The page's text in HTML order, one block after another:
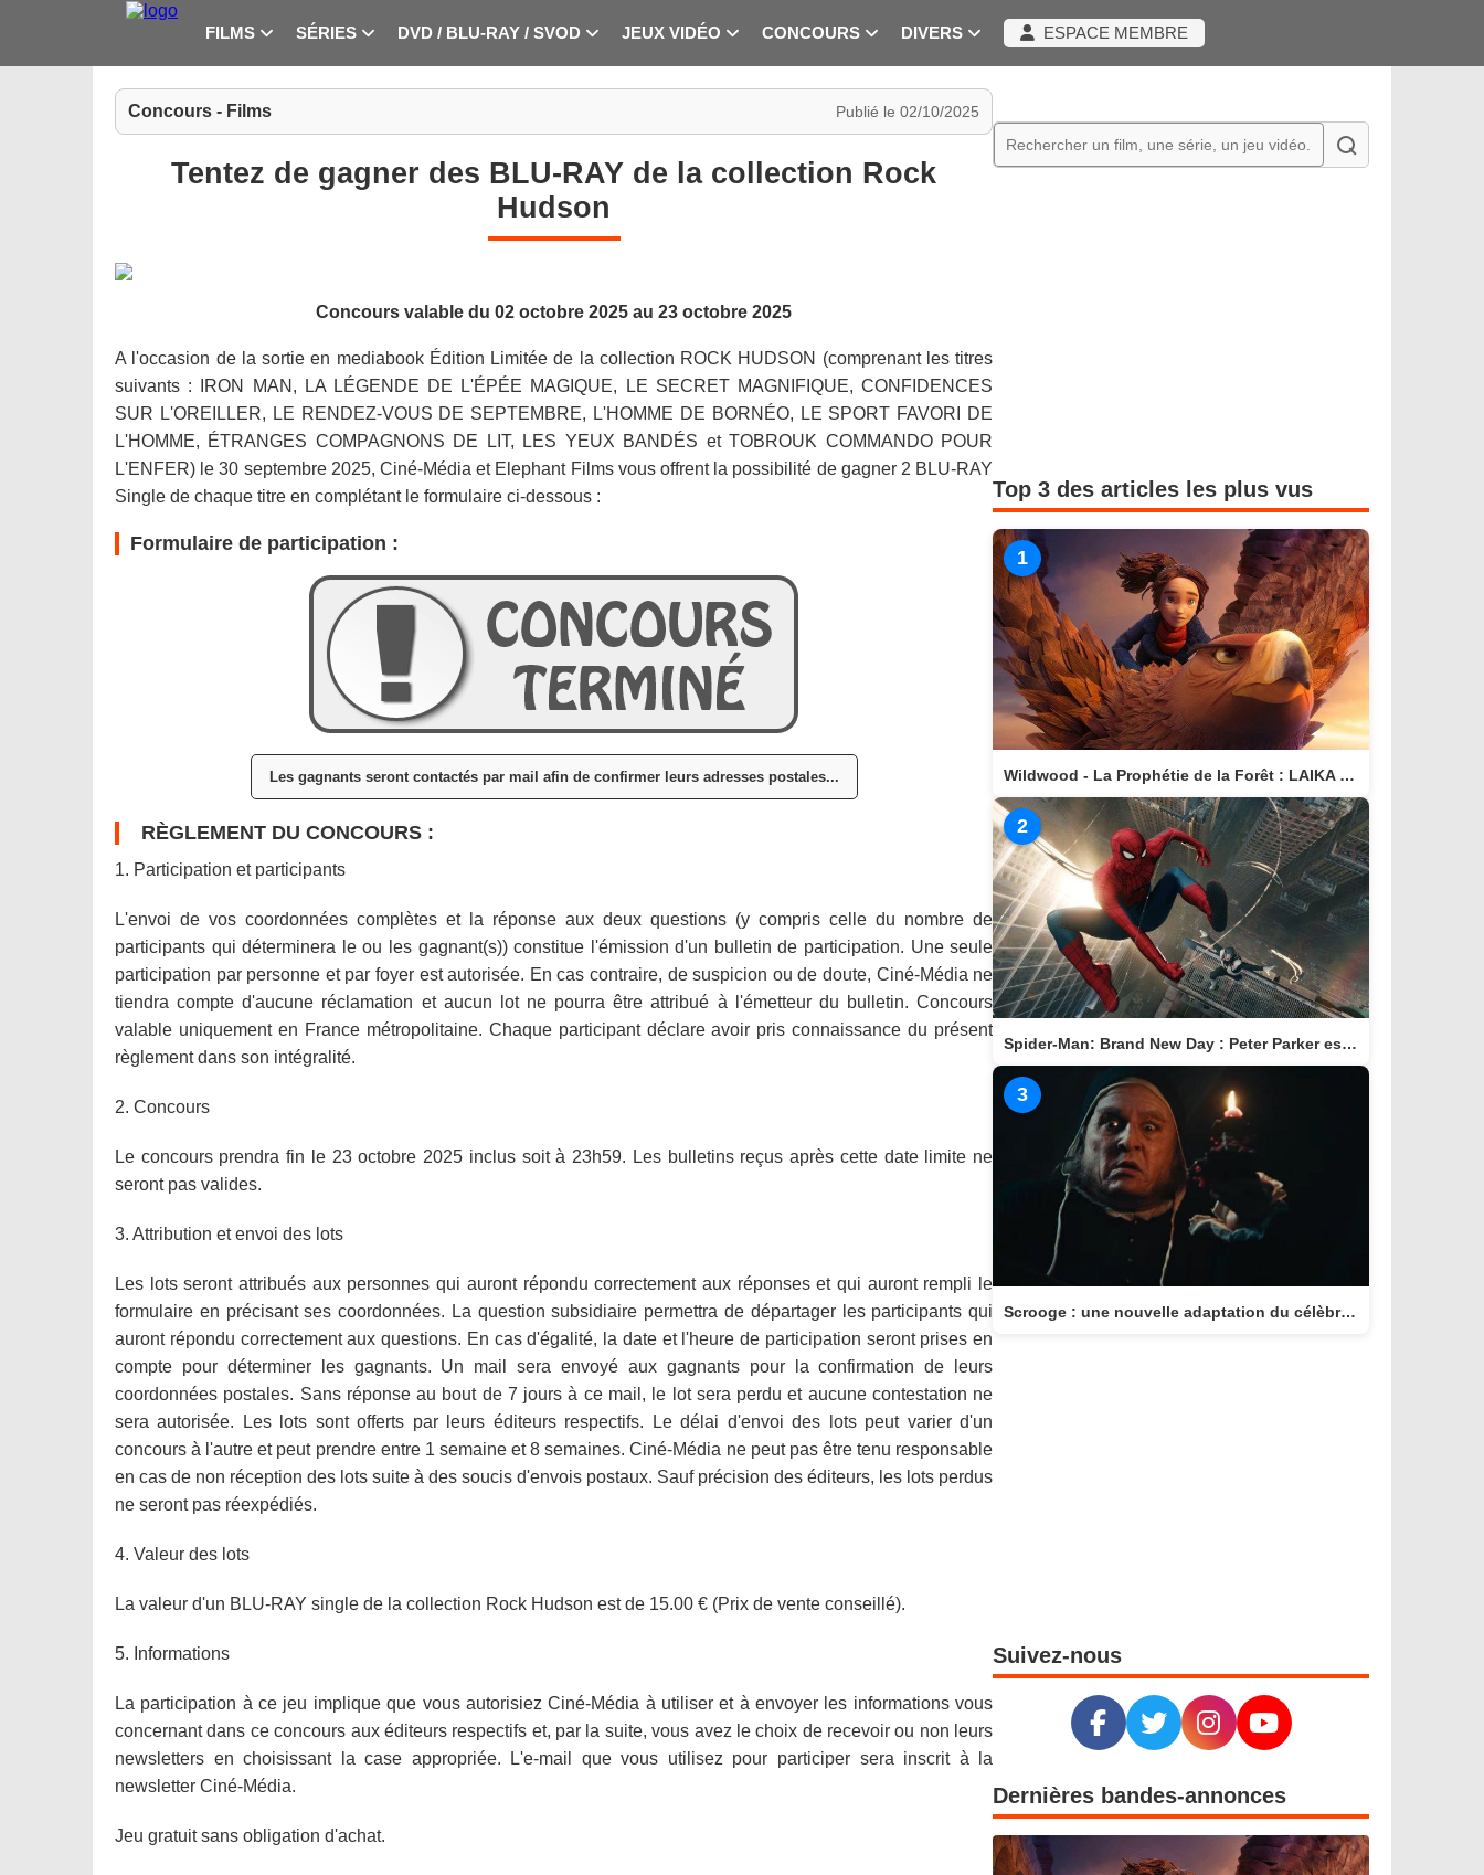
FILMS SÉRIES DVD / BLU-RAY / SVOD JEUX VIDÉO CONCOURS DIVERS ESPACE MEMBRE
Concours - Films Publié le 02/10/2025
Tentez de gagner des BLU-RAY de la collection Rock
Hudson
Concours valable du 02 octobre 2025 au 23 octobre 2025
A l'occasion de la sortie en mediabook Édition Limitée de la collection ROCK HUDSON (comprenant les titres
suivants : IRON MAN, LA LÉGENDE DE L'ÉPÉE MAGIQUE, LE SECRET MAGNIFIQUE, CONFIDENCES
SUR L'OREILLER, LE RENDEZ-VOUS DE SEPTEMBRE, L'HOMME DE BORNÉO, LE SPORT FAVORI DE
L'HOMME, ÉTRANGES COMPAGNONS DE LIT, LES YEUX BANDÉS et TOBROUK COMMANDO POUR
L'ENFER) le 30 septembre 2025, Ciné-Média et Elephant Films vous offrent la possibilité de gagner 2 BLU-RAY
Single de chaque titre en complétant le formulaire ci-dessous :
Formulaire de participation :
Les gagnants seront contactés par mail afin de confirmer leurs adresses postales...
RÈGLEMENT DU CONCOURS :
1. Participation et participants
L'envoi de vos coordonnées complètes et la réponse aux deux questions (y compris celle du nombre de
participants qui déterminera le ou les gagnant(s)) constitue l'émission d'un bulletin de participation. Une seule
participation par personne et par foyer est autorisée. En cas contraire, de suspicion ou de doute, Ciné-Média ne
tiendra compte d'aucune réclamation et aucun lot ne pourra être attribué à l'émetteur du bulletin. Concours
valable uniquement en France métropolitaine. Chaque participant déclare avoir pris connaissance du présent
règlement dans son intégralité.
2. Concours
Le concours prendra fin le 23 octobre 2025 inclus soit à 23h59. Les bulletins reçus après cette date limite ne
seront pas valides.
3. Attribution et envoi des lots
Les lots seront attribués aux personnes qui auront répondu correctement aux réponses et qui auront rempli le
formulaire en précisant ses coordonnées. La question subsidiaire permettra de départager les participants qui
auront répondu correctement aux questions. En cas d'égalité, la date et l'heure de participation seront prises en
compte pour déterminer les gagnants. Un mail sera envoyé aux gagnants pour la confirmation de leurs
coordonnées postales. Sans réponse au bout de 7 jours à ce mail, le lot sera perdu et aucune contestation ne
sera autorisée. Les lots sont offerts par leurs éditeurs respectifs. Le délai d'envoi des lots peut varier d'un
concours à l'autre et peut prendre entre 1 semaine et 8 semaines. Ciné-Média ne peut pas être tenu responsable
en cas de non réception des lots suite à des soucis d'envois postaux. Sauf précision des éditeurs, les lots perdus
ne seront pas réexpédiés.
4. Valeur des lots
La valeur d'un BLU-RAY single de la collection Rock Hudson est de 15.00 € (Prix de vente conseillé).
5. Informations
La participation à ce jeu implique que vous autorisiez Ciné-Média à utiliser et à envoyer les informations vous
concernant dans ce concours aux éditeurs respectifs et, par la suite, vous avez le choix de recevoir ou non leurs
newsletters en choisissant la case appropriée. L'e-mail que vous utilisez pour participer sera inscrit à la
newsletter Ciné-Média.
Jeu gratuit sans obligation d'achat.
Top 3 des articles les plus vus
1
Wildwood - La Prophétie de la Forêt : LAIKA nous invite dans un monde magique
2
Spider-Man: Brand New Day : Peter Parker est de retour au cinéma le 29 juillet
3
Scrooge : une nouvelle adaptation du célèbre conte arrive au cinéma le 11 novembre
Suivez-nous
Dernières bandes-annonces